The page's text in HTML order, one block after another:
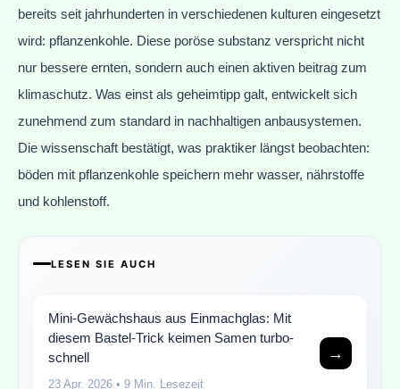
bereits seit jahrhunderten in verschiedenen kulturen eingesetzt
wird: pflanzenkohle. Diese poröse substanz verspricht nicht
nur bessere ernten, sondern auch einen aktiven beitrag zum
klimaschutz. Was einst als geheimtipp galt, entwickelt sich
zunehmend zum standard in nachhaltigen anbausystemen.
Die wissenschaft bestätigt, was praktiker längst beobachten:
böden mit pflanzenkohle speichern mehr wasser, nährstoffe
und kohlenstoff.
LESEN SIE AUCH
Mini-Gewächshaus aus Einmachglas: Mit
diesem Bastel-Trick keimen Samen turbo-
schnell
23 Apr. 2026 • 9 Min. Lesezeit
→